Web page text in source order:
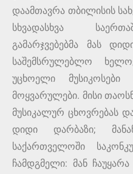
დაამთავრა თბილისის
სხვადასხვა
გამარჯვებებმა მას
საშემსრულებლო
უცხოელი
მოყვარულები. მისი
მუსიკალურ ცხოვრებას
დიდი დარბაზი;
საქართველოში
ჩამდგმელი: მან